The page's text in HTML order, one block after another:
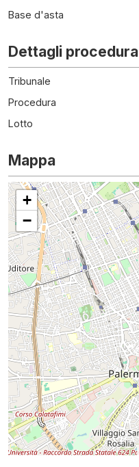
Base d'asta
Dettagli procedura
Tribunale
Procedura
Lotto
Mappa
+
−